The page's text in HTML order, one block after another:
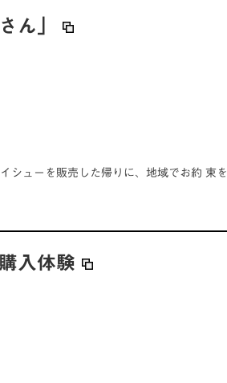
ん」
シューを販売した帰りに、地域でお約 束を
入体験